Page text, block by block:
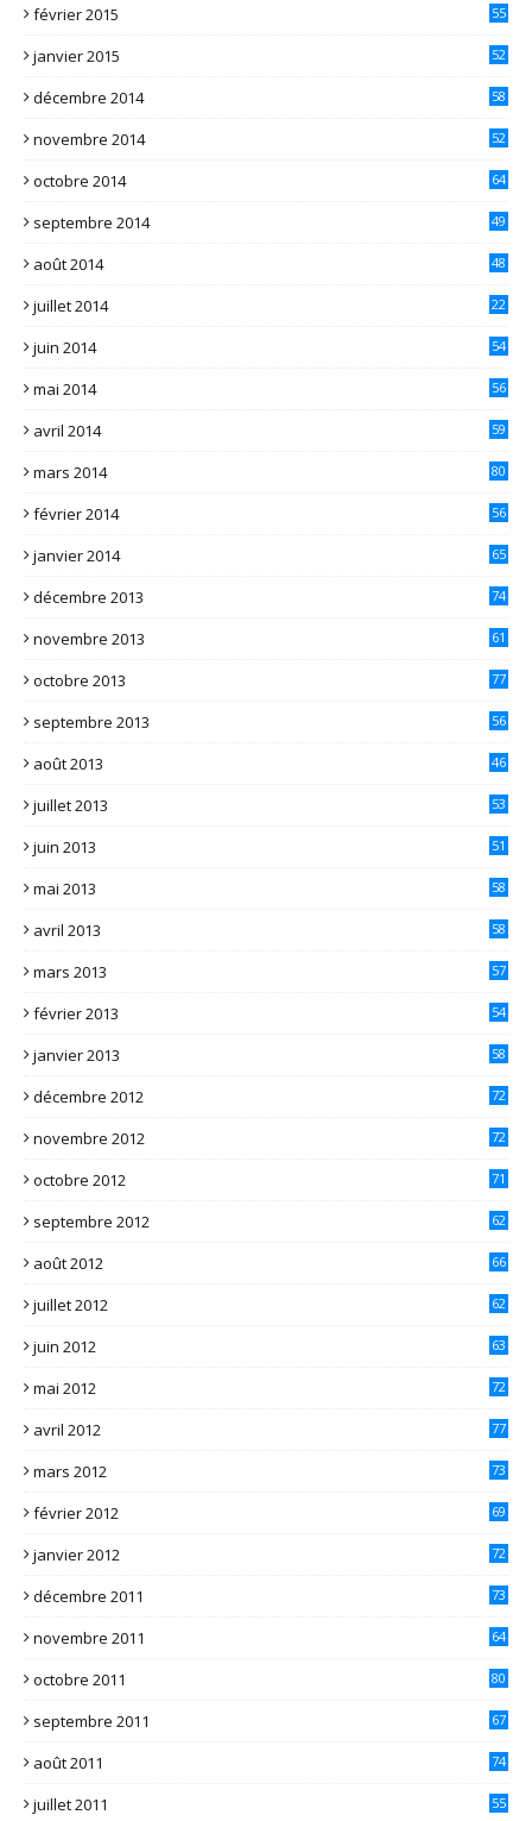
février 2015 55
janvier 2015 52
décembre 2014 58
novembre 2014 52
octobre 2014 64
septembre 2014 49
août 2014 48
juillet 2014 22
juin 2014 54
mai 2014 56
avril 2014 59
mars 2014 80
février 2014 56
janvier 2014 65
décembre 2013 74
novembre 2013 61
octobre 2013 77
septembre 2013 56
août 2013 46
juillet 2013 53
juin 2013 51
mai 2013 58
avril 2013 58
mars 2013 57
février 2013 54
janvier 2013 58
décembre 2012 72
novembre 2012 72
octobre 2012 71
septembre 2012 62
août 2012 66
juillet 2012 62
juin 2012 63
mai 2012 72
avril 2012 77
mars 2012 73
février 2012 69
janvier 2012 72
décembre 2011 73
novembre 2011 64
octobre 2011 80
septembre 2011 67
août 2011 74
juillet 2011 55